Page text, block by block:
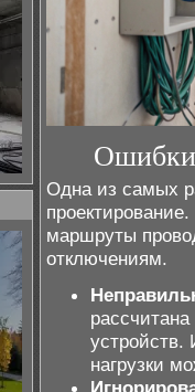
Ошибки
Одна из самых
маршруты
отключениям.
устройств.
нагрузки